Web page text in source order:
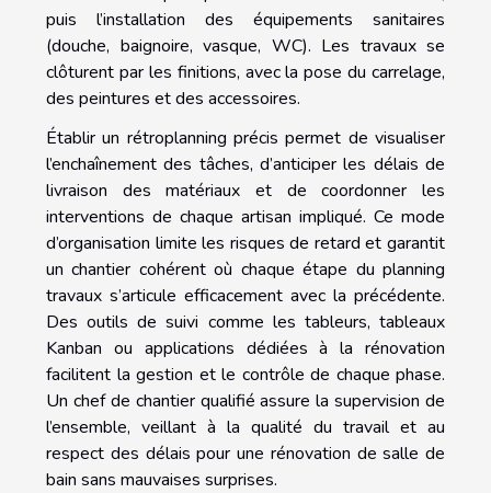
puis l’installation des équipements sanitaires
(douche, baignoire, vasque, WC). Les travaux se
clôturent par les finitions, avec la pose du carrelage,
des peintures et des accessoires.
Établir un rétroplanning précis permet de visualiser
l’enchaînement des tâches, d’anticiper les délais de
livraison des matériaux et de coordonner les
interventions de chaque artisan impliqué. Ce mode
d’organisation limite les risques de retard et garantit
un chantier cohérent où chaque étape du planning
travaux s’articule efficacement avec la précédente.
Des outils de suivi comme les tableurs, tableaux
Kanban ou applications dédiées à la rénovation
facilitent la gestion et le contrôle de chaque phase.
Un chef de chantier qualifié assure la supervision de
l’ensemble, veillant à la qualité du travail et au
respect des délais pour une rénovation de salle de
bain sans mauvaises surprises.